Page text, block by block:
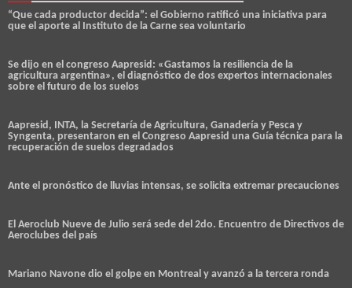
“Que cada productor decida”: el Gobierno ratificó una iniciativa para
que el aporte al Instituto de la Carne sea voluntario
Se dijo en el congreso Aapresid: «Gastamos la resiliencia de la
agricultura argentina», el diagnóstico de dos expertos internacionales
sobre el futuro de los suelos
Aapresid, INTA, la Secretaría de Agricultura, Ganadería y Pesca y
Syngenta, presentaron en el Congreso Aapresid una Guía técnica para la
recuperación de suelos degradados
Ante el pronóstico de lluvias intensas, se solicita extremar precauciones
El Aeroclub Nueve de Julio será sede del 2do. Encuentro de Directivos de
Aeroclubes del país
Mariano Navone dio el golpe en Montreal y avanzó a la tercera ronda